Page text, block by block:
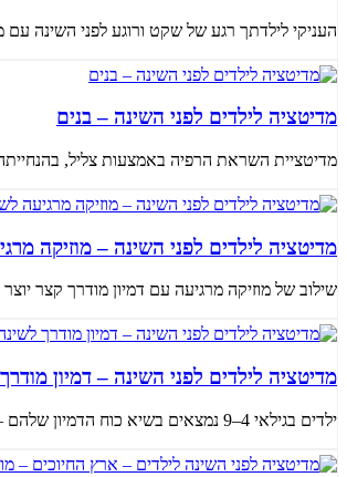
העניקי לילדתך רגע של שקט ורוגע לפני השינה עם מדיטציה
מדיטציה לילדים לפני השינה – בנים
מדיטציית השראת הרפיה באמצעות צליל, בהנחייתה של ורד ג'ויה - שדה, מציעה 9 דקות
מדיטציה לילדים לפני השינה – מוזיקה
שילוב של מוזיקה מרגיעה עם דמיון מודרך קצר
מדיטציה לילדים לפני השינה – דמיון מודרך
ילדים בגילאי 4–9 נמצאים בשיא כוח הדמיון שלהם — וזו בדיוק הסיבה שדמיון מודרך עובד עבורם כל כך טוב לפני השינה. הסיפור המנח...